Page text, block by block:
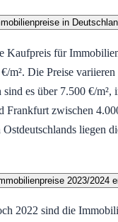
in
Kaufpreis für
m². Die Preise
es über 7.500 €/m²,
Frankfurt zwischen
liegen
2023/2024
2022 sind die